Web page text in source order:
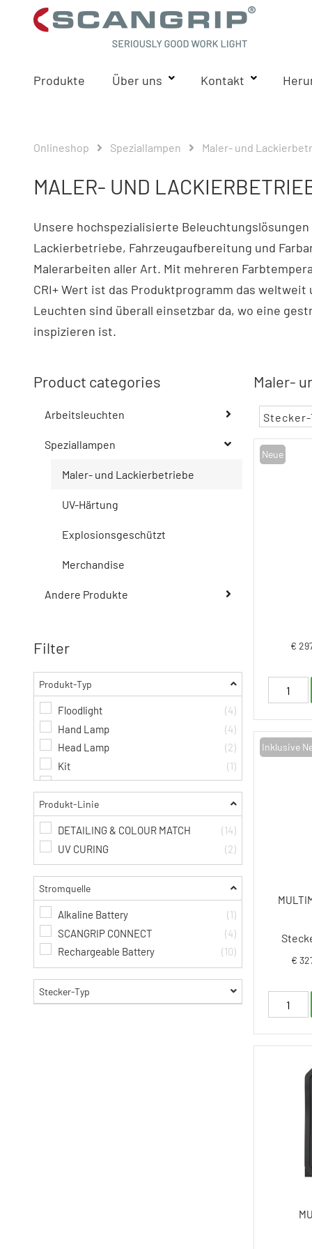
Produkte Über uns Kontakt
Onlineshop Speziallampen Maler- und
MALER- UND
Unsere hochspezialisierte
Lackierbetriebe, Fahrzeugaufbereitung und
Malerarbeiten aller Art. Mit mehreren
CRI+ Wert ist das Produktprogramm das
Leuchten sind überall einsetzbar da, wo eine
inspizieren ist.
Product categories
Arbeitsleuchten
Speziallampen
Maler- und Lackierbetriebe
UV-Härtung
Explosionsgeschützt
Merchandise
Andere Produkte
Filter
Produkt-Typ
Floodlight
(4)
Hand Lamp
(4)
Head Lamp
(2)
Kit
(1)
Pen light
(2)
Baustrahler, klein
(3)
(4)
Produkt-Linie
DETAILING & COLOUR MATCH
(14)
UV CURING
(2)
Stromquelle
Alkaline Battery
(1)
SCANGRIP CONNECT
(4)
Rechargeable Battery
(10)
Stecker-Typ
Maler-
Stecker-
Neue
€
Inklusive
€